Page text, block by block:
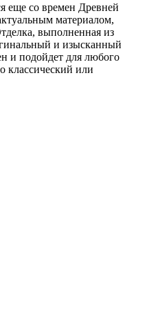
еще со времен Древней
материалом,
выполненная из
и изысканный
и подойдет для любого
классический или